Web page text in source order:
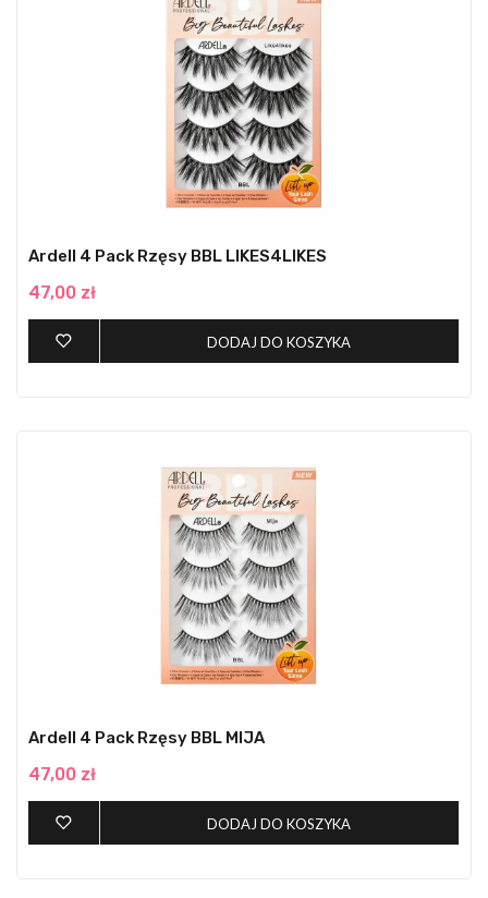
Ardell 4 Pack Rzęsy BBL LIKES4LIKES
47,00 zł
DODAJ DO KOSZYKA
Ardell 4 Pack Rzęsy BBL MIJA
47,00 zł
DODAJ DO KOSZYKA